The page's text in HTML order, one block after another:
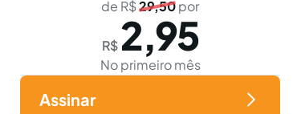
de R$29,50por
R$ 2,95
No primeiro mês
Assinar